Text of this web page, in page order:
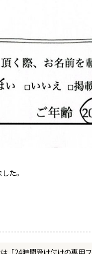
た。
「24時間受け付けの専用